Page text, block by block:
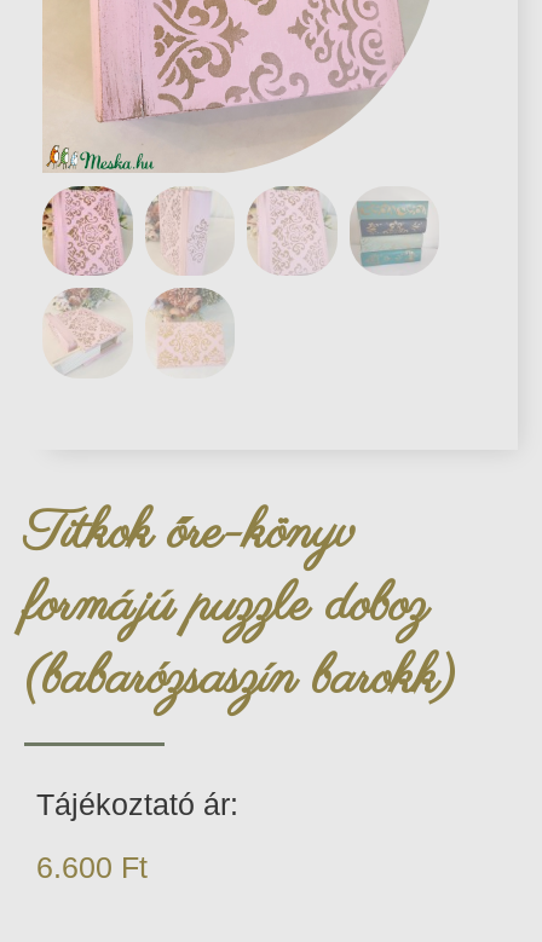
Titkok őre-könyv
formájú puzzle doboz
(babarózsaszín barokk)
Tájékoztató ár:
6.600 Ft